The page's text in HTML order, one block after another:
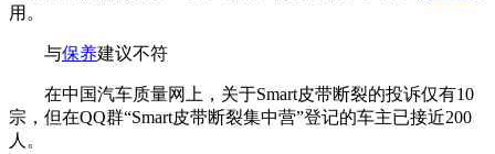
用。
与保养建议不符
在中国汽车质量网上，关于Smart皮带断裂的投诉仅有10
宗，但在QQ群“Smart皮带断裂集中营”登记的车主已接近200
人。